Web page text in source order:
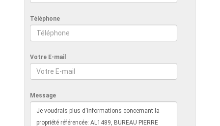
Téléphone
Votre E-mail
Message